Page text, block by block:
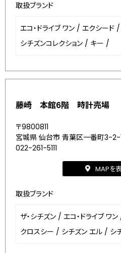
取扱ブランド
エコ・ドライブ ワン / エクシード /
シチズンコレクション / キー /
藤崎 本館6階 時計売場
〒9800811
宮城県 仙台市 青葉区一番町3-2-
022-261-5111
MAPを
取扱ブランド
ザ・シチズン / エコ・ドライブ ワン
クロスシー / シチズン エル / シ